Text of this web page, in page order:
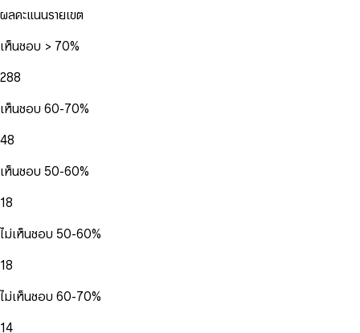
ผลคะแนนรายเขต
เห็นชอบ > 70%
288
เห็นชอบ 60-70%
48
เห็นชอบ 50-60%
18
ไม่เห็นชอบ 50-60%
18
ไม่เห็นชอบ 60-70%
14